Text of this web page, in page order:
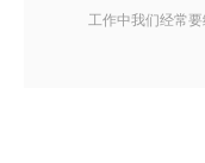
工作中我们经常要给